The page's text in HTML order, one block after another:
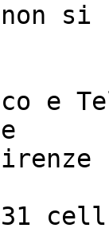
non
e
cell